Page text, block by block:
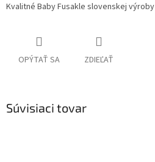
Kvalitné Baby Fusakle slovenskej výroby
OPÝTAŤ SA ZDIEĽAŤ
Súvisiaci tovar